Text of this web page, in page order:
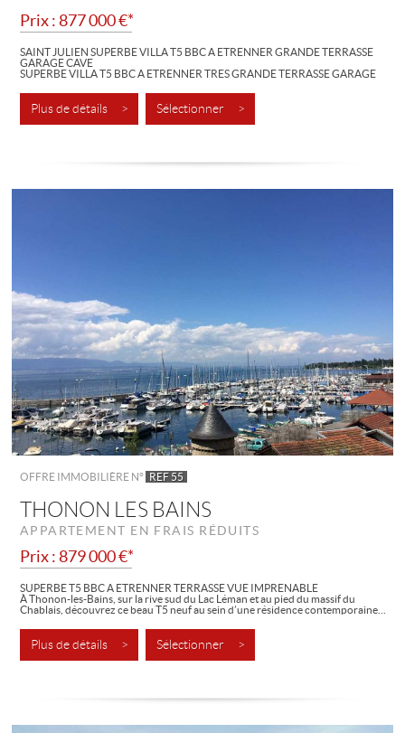
Prix : 877 000 €*
SAINT JULIEN SUPERBE VILLA T5 BBC A ETRENNER GRANDE TERRASSE
GARAGE CAVE
SUPERBE VILLA T5 BBC A ETRENNER TRES GRANDE TERRASSE GARAGE
A 10 MINUTES CENTRE GENEVE AU PIED DU BUS ET DU FUTUR TRAM,
GRANDE TERRASSE....
Plus de détails > Sélectionner >
OFFRE IMMOBILIÈRE N° REF 55
THONON LES BAINS
APPARTEMENT EN FRAIS RÉDUITS
Prix : 879 000 €*
SUPERBE T5 BBC A ETRENNER TERRASSE VUE IMPRENABLE
À Thonon-les-Bains, sur la rive sud du Lac Léman et au pied du massif du
Chablais, découvrez ce beau T5 neuf au sein d’une résidence contemporaine...
Plus de détails > Sélectionner >